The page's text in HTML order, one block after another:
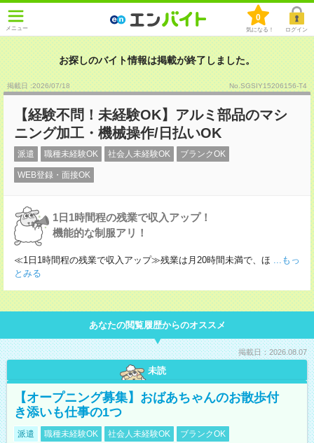
メニュー
0
気になる！ ログイン
お探しのバイト情報は掲載が終了しました。
掲載日 :2026/07/18 No.SGSIY15206156-T4
【経験不問！未経験OK】アルミ部品のマシ
ニング加工・機械操作/日払いOK
派遣 職種未経験OK 社会人未経験OK ブランクOK
WEB登録・面接OK
1日1時間程の残業で収入アップ！
機能的な制服アリ！
≪1日1時間程の残業で収入アップ≫残業は月20時間未満で、ほ ...もっ
とみる
あなたの閲覧履歴からのオススメ
掲載日：2026.08.07
未読
【オープニング募集】おばあちゃんのお散歩付
き添いも仕事の1つ
派遣 職種未経験OK 社会人未経験OK
ブランクOK